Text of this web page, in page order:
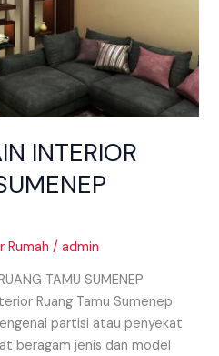
INTERIOR
Rumah /admin
TAMU SUMENEP
Ruang Tamu Sumenep
partisi atau penyekat
beragam jenis dan model